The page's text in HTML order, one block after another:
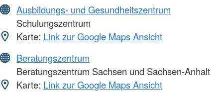
Ausbildungs- und Gesundheitszentrum
Schulungszentrum
Karte: Link zur Google Maps Ansicht
Beratungszentrum
Beratungszentrum Sachsen und Sachsen-Anhalt
Karte: Link zur Google Maps Ansicht